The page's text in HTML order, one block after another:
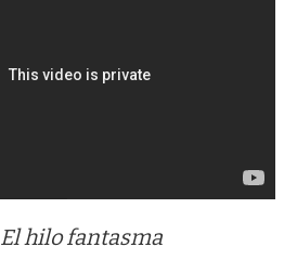
El hilo fantasma